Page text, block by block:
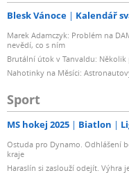
Blesk Vánoce Kalendář
Marek Adamczyk: Problém na
nevědí, co s ním
Brutální útok v Tanvaldu:
Nahotinky na Měsíci:
Sport
MS hokej 2025 Biatlon
Ostuda pro Dynamo. Odhlášení
kraje
Haraslín si zaslouží odejít. Výhra